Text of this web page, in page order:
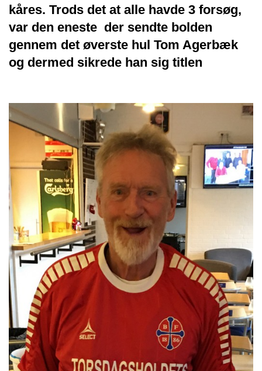
kåres. Trods det at alle havde 3 forsøg,
var den eneste der sendte bolden
gennem det øverste hul Tom Agerbæk
og dermed sikrede han sig titlen